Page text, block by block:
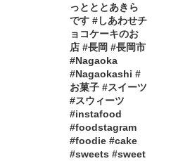
っとととあきら
です #しあわせチ
ョコケーキのお
店 #長岡 #長岡市
#Nagaoka
#Nagaokashi #
お菓子 #スイーツ
#スウィーツ
#instafood
#foodstagram
#foodie #cake
#sweets #sweet